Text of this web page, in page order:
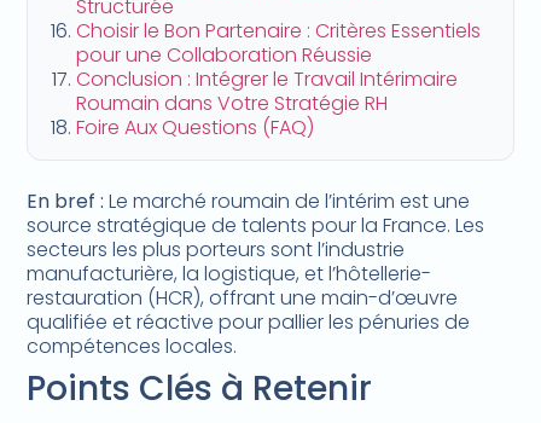
Structurée
Choisir le Bon Partenaire : Critères Essentiels
pour une Collaboration Réussie
Conclusion : Intégrer le Travail Intérimaire
Roumain dans Votre Stratégie RH
Foire Aux Questions (FAQ)
En bref : Le marché roumain de l’intérim est une
source stratégique de talents pour la France. Les
secteurs les plus porteurs sont l’industrie
manufacturière, la logistique, et l’hôtellerie-
restauration (HCR), offrant une main-d’œuvre
qualifiée et réactive pour pallier les pénuries de
compétences locales.
Points Clés à Retenir